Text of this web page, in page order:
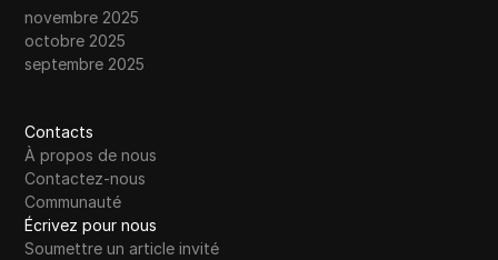
novembre 2025
octobre 2025
septembre 2025
Contacts
À propos de nous
Contactez-nous
Communauté
Écrivez pour nous
Soumettre un article invité